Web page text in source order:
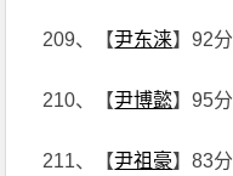
209、【尹东涞】92分
210、【尹博懿】95分
211、【尹祖豪】83分